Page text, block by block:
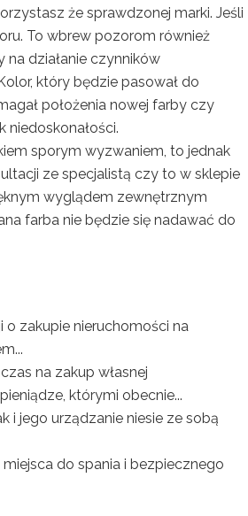
że sprawdzonej marki. Jeśli
To wbrew pozorom również
działanie czynników
który będzie pasował do
położenia nowej farby czy
niedoskonałości.
sporym wyzwaniem, to jednak
ze specjalistą czy to w sklepie
wyglądem zewnętrznym
farba nie będzie się nadawać do
o zakupie nieruchomości na
na zakup własnej
którymi obecnie...
i jego urządzanie niesie ze sobą
do spania i bezpiecznego